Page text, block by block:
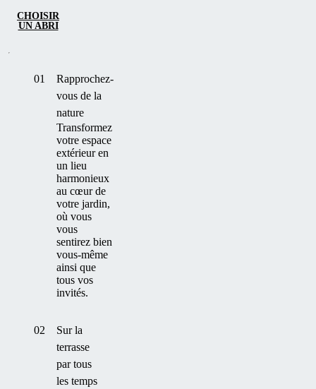
CHOISIR
UN ABRI
01
Rapprochez-
vous de la
nature
Transformez
votre espace
extérieur en
un lieu
harmonieux
au cœur de
votre jardin,
où vous
vous
sentirez bien
vous-même
ainsi que
tous vos
invités.
02
Sur la
terrasse
par tous
les temps